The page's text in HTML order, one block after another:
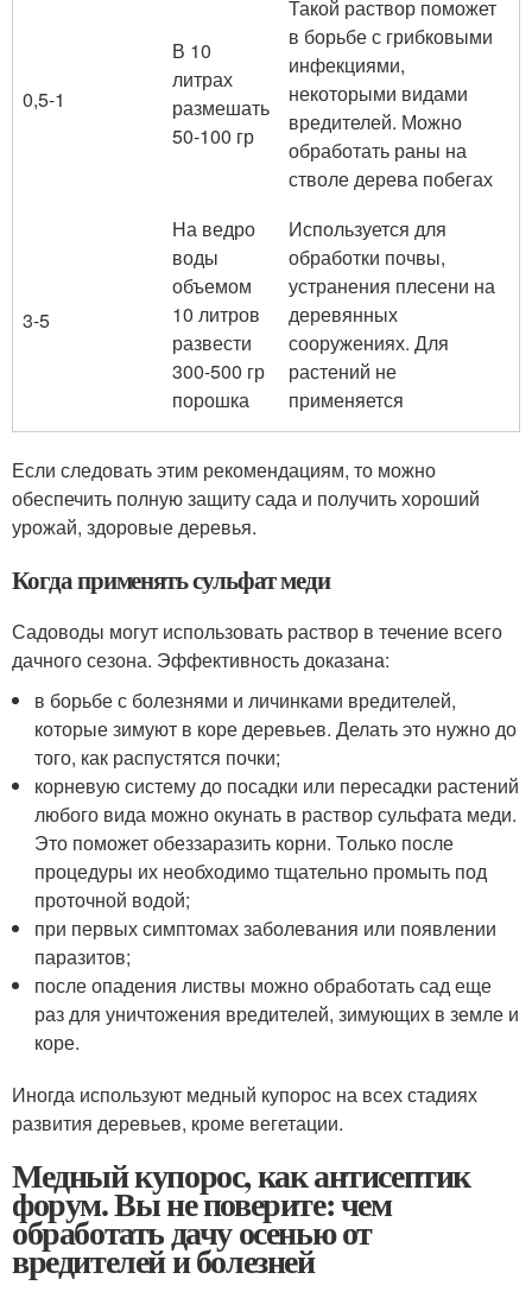
0,5-1
В 10
литрах
размешать
50-100 гр
Такой раствор поможет
в борьбе с грибковыми
инфекциями,
некоторыми видами
вредителей. Можно
обработать раны на
стволе дерева побегах
3-5
На ведро
воды
объемом
10 литров
развести
300-500 гр
порошка
Используется для
обработки почвы,
устранения плесени на
деревянных
сооружениях. Для
растений не
применяется
Если следовать этим рекомендациям, то можно
обеспечить полную защиту сада и получить хороший
урожай, здоровые деревья.
Когда применять сульфат меди
Садоводы могут использовать раствор в течение всего
дачного сезона. Эффективность доказана:
в борьбе с болезнями и личинками вредителей,
которые зимуют в коре деревьев. Делать это нужно до
того, как распустятся почки;
корневую систему до посадки или пересадки растений
любого вида можно окунать в раствор сульфата меди.
Это поможет обеззаразить корни. Только после
процедуры их необходимо тщательно промыть под
проточной водой;
при первых симптомах заболевания или появлении
паразитов;
после опадения листвы можно обработать сад еще
раз для уничтожения вредителей, зимующих в земле и
коре.
Иногда используют медный купорос на всех стадиях
развития деревьев, кроме вегетации.
Медный купорос, как антисептик
форум. Вы не поверите: чем
обработать дачу осенью от
вредителей и болезней